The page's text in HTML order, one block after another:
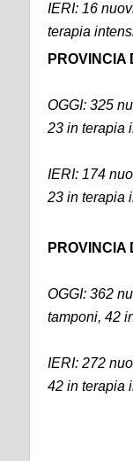
IERI: 16
terapia
PROVINCIA
OGGI: 325
23 in terapia
IERI: 174
23 in terapia
PROVINCIA
OGGI: 362
tamponi, 42
IERI: 272
42 in terapia